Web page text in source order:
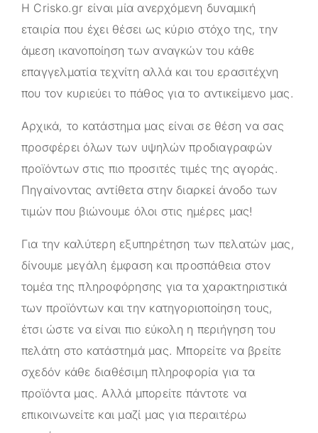
Η Crisko.gr είναι μία ανερχόμενη δυναμική
εταιρία που έχει θέσει ως κύριο στόχο της, την
άμεση ικανοποίηση των αναγκών του κάθε
επαγγελματία τεχνίτη αλλά και του ερασιτέχνη
που τον κυριεύει το πάθος για το αντικείμενο μας.
Αρχικά, το κατάστημα μας είναι σε θέση να σας
προσφέρει όλων των υψηλών προδιαγραφών
προϊόντων στις πιο προσιτές τιμές της αγοράς.
Πηγαίνοντας αντίθετα στην διαρκεί άνοδο των
τιμών που βιώνουμε όλοι στις ημέρες μας!
Για την καλύτερη εξυπηρέτηση των πελατών μας,
δίνουμε μεγάλη έμφαση και προσπάθεια στον
τομέα της πληροφόρησης για τα χαρακτηριστικά
των προϊόντων και την κατηγοριοποίηση τους,
έτσι ώστε να είναι πιο εύκολη η περιήγηση του
πελάτη στο κατάστημά μας. Μπορείτε να βρείτε
σχεδόν κάθε διαθέσιμη πληροφορία για τα
προϊόντα μας. Αλλά μπορείτε πάντοτε να
επικοινωνείτε και μαζί μας για περαιτέρω